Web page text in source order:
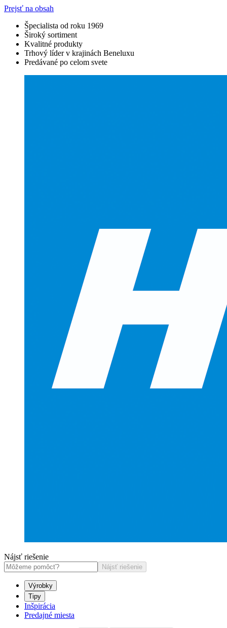
Prejsť na obsah
Špecialista od roku 1969
Široký sortiment
Kvalitné produkty
Trhový líder v krajinách Beneluxu
Predávané po celom svete
Nájsť riešenie
Nájsť riešenie
Výrobky
Tipy
Inšpirácia
Predajné miesta